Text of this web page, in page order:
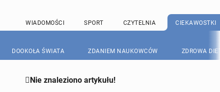
WIADOMOŚCI SPORT CZYTELNIA CIEKAWOSTKI
DOOKOŁA ŚWIATA ZDANIEM NAUKOWCÓW ZDROWA
Nie znaleziono artykułu!